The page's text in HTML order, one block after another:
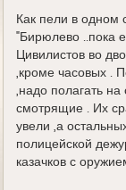
Как пели в одном
"Бирюлево ..пока
Цивилистов во
,кроме часовых .
,надо полагать
смотрящие . Их
увели ,а
полицейской
казачков с